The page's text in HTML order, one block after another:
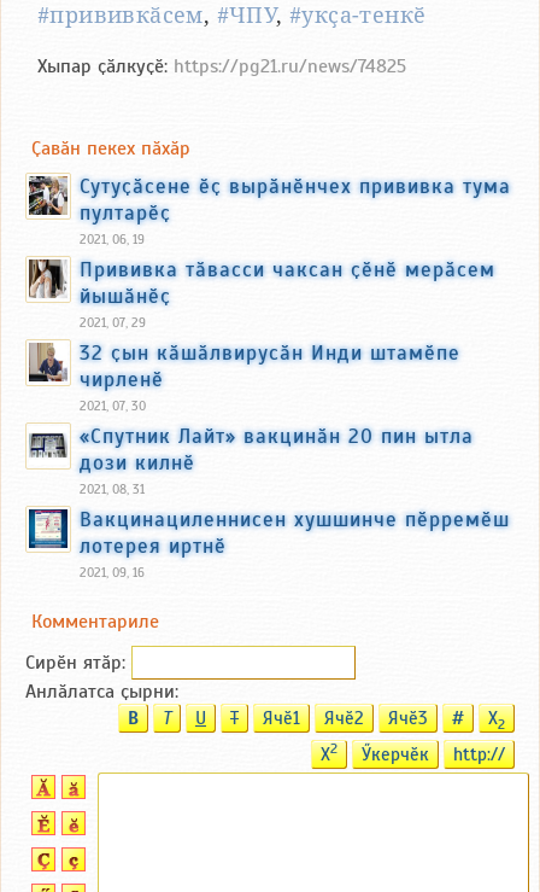
#прививкӑсем, #ЧПУ,#укҫа-тенкӗ
Хыпар ҫӑлкуҫӗ: https://pg21.ru/news/74825
Ҫавӑн пекех пӑхӑр
Сутуҫӑсене ӗҫ вырӑнӗнчех прививка тума
пултарӗҫ
2021, 06, 19
Прививка тӑвасси чаксан ҫӗнӗ мерӑсем
йышӑнӗҫ
2021, 07, 29
32 ҫын кӑшӑлвирусӑн Инди штамӗпе
чирленӗ
2021, 07, 30
«Спутник Лайт» вакцинӑн 20 пин ытла
дози килнӗ
2021, 08, 31
Вакцинациленнисен хушшинче пӗрремӗш
лотерея иртнӗ
2021, 09, 16
Комментариле
Сирӗн ятӑp:
Анлӑлатса ҫырни:
B T U T Ячӗ1 Ячӗ2 Ячӗ3 # X2
X2 Ӳкерчӗк http://